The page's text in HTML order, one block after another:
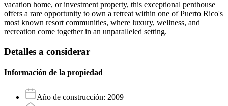
vacation home, or investment property, this exceptional penthouse
offers a rare opportunity to own a retreat within one of Puerto Rico's
most known resort communities, where luxury, wellness, and
recreation come together in an unparalleled setting.
Detalles a considerar
Información de la propiedad
Año de construcción: 2009